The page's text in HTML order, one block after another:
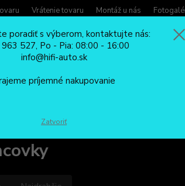
Vrátenie tovaru Montáž u nás
Po -
Keramické koncovky
poradiť s výberom, kontaktujte nás:
527, Po - Pia: 08:00 - 16:00
info@hifi-auto.sk
príjemné nakupovanie
Zatvoriť